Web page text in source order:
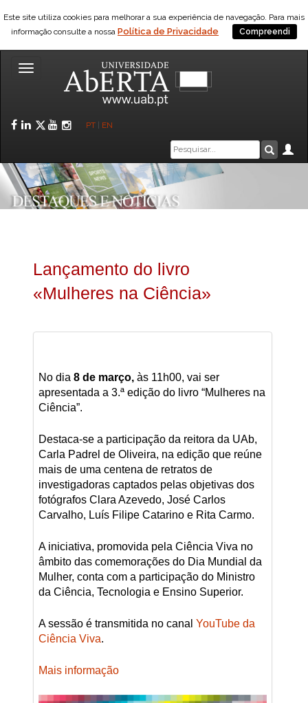
Este site utiliza cookies para melhorar a sua experiência de navegação. Para mais
informação consulte a nossa Política de Privacidade Compreendi
Toggle
Facebook
LinkedIn
Twitter
YouTube
Instagram
PT EN
Caixa
de
pesquisa
Lançamento do livro
«Mulheres na Ciência»
No dia 8 de março,às 11h00, vai ser
apresentada a 3.ª edição do livro “Mulheres na
Ciência”.
Destaca-se a participação da reitora da UAb,
Carla Padrel de Oliveira, na edição que reúne
mais de uma centena de retratos de
investigadoras captados pelas objetivas dos
fotógrafos Clara Azevedo, José Carlos
Carvalho, Luís Filipe Catarino e Rita Carmo.
A iniciativa, promovida pela Ciência Viva no
âmbito das comemorações do Dia Mundial da
Mulher, conta com a participação do Ministro
da Ciência, Tecnologia e Ensino Superior.
A sessão é transmitida no canal YouTube da
Ciência Viva.
Mais informação